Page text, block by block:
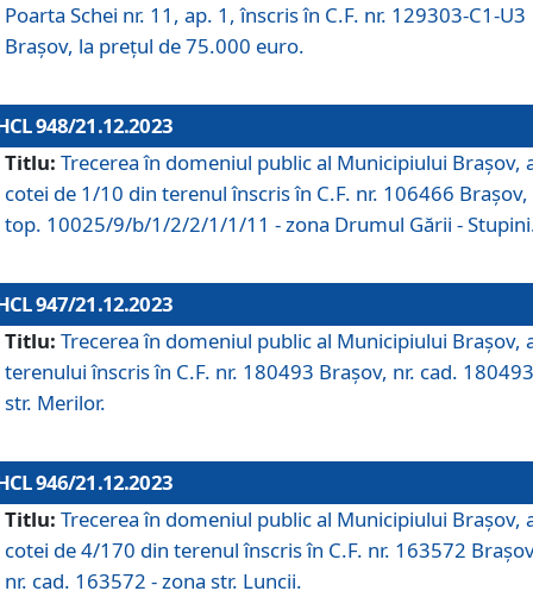
Poarta Schei nr. 11, ap. 1, înscris în C.F. nr. 129303-C1-U3
Brașov, la prețul de 75.000 euro.
948/21.12.2023
Titlu: Trecerea în domeniul public al Municipiului Braşov,
cotei de 1/10 din terenul înscris în C.F. nr. 106466 Brașov,
top. 10025/9/b/1/2/2/1/1/11 - zona Drumul Gării -
947/21.12.2023
Titlu: Trecerea în domeniul public al Municipiului Braşov,
terenului înscris în C.F. nr. 180493 Brașov, nr. cad.
str. Merilor.
946/21.12.2023
Titlu: Trecerea în domeniul public al Municipiului Braşov,
cotei de 4/170 din terenul înscris în C.F. nr. 163572
nr. cad. 163572 - zona str. Luncii.